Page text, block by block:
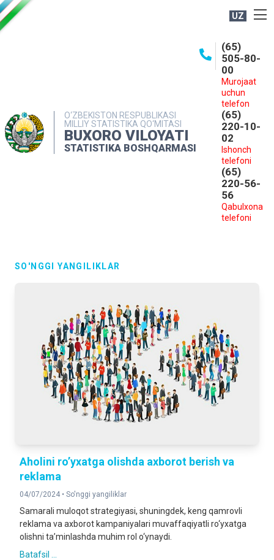
UZ
O‘ZBEKISTON RESPUBLIKASI
MILLIY STATISTIKA QO‘MITASI
BUXORO VILOYATI
STATISTIKA BOSHQARMASI
(65)
505-80-
00
Murojaat
uchun
telefon
(65)
220-10-
02
Ishonch
telefoni
(65)
220-56-
56
Qabulxona
telefoni
MATBUOT XIZMATI
MUROJAATLAR
SO'NGGI YANGILIKLAR
Aholini ro’yxatga olishda axborot berish va
reklama
04/07/2024 • So'nggi yangiliklar
Samarali muloqot strategiyasi, shuningdek, keng qamrovli
reklama va axborot kampaniyalari muvaffaqiyatli ro‘yxatga
olishni ta’minlashda muhim rol o‘ynaydi.
Batafsil ...